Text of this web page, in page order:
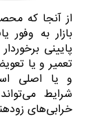
از آنجا که
بازار به
پایینی
تعمیر و یا
و یا اصلی
شرایط
خرابی‌های